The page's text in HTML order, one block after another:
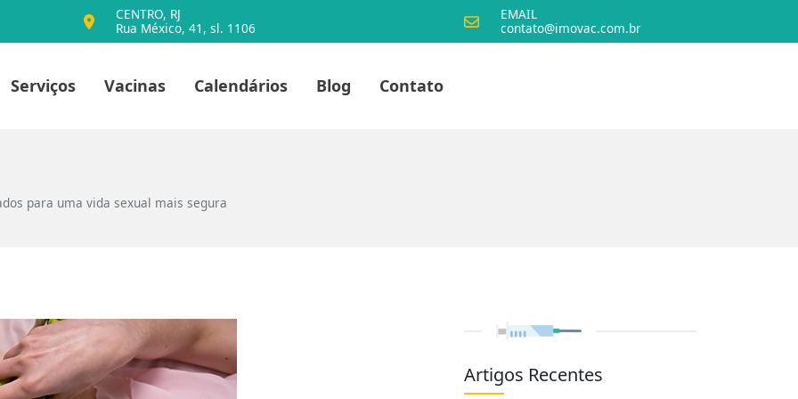
CENTRO, RJ
Rua México, 41, sl. 1106
EMAIL
contato@imovac.com.br
Serviços Vacinas Calendários Blog Contato
para uma vida sexual mais segura
Artigos Recentes